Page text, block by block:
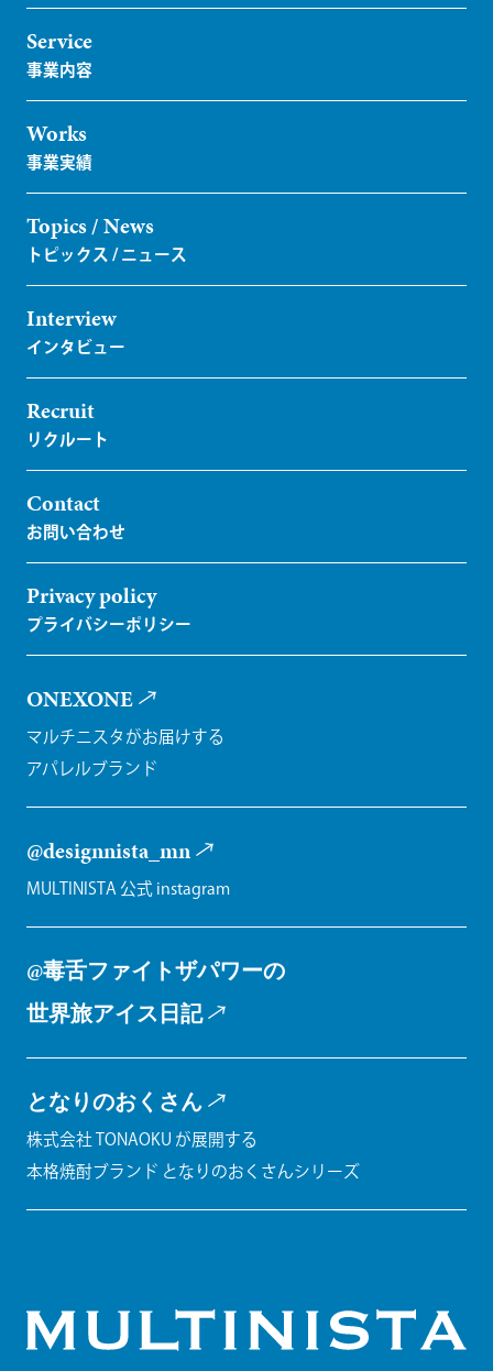
Service
Works
Topics / News
Interview
Recruit
Contact
Privacy policy
ONEXONE
マルチニスタがお届けする
アパレルブランド
@designnista_mn
MULTINISTA 公式 instagram
@毒舌ファイトザパワーの
世界旅アイス日記
となりのおくさん
株式会社 TONAOKU が展開する
本格焼酎ブランド となりのおくさんシリーズ